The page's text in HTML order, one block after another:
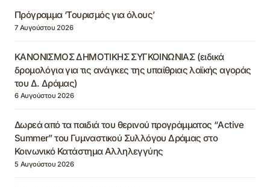
Πρόγραμμα ‘Τουρισμός για όλους’
7 Αυγούστου 2026
ΚΑΝΟΝΙΣΜΟΣ ΔΗΜΟΤΙΚΗΣ ΣΥΓΚΟΙΝΩΝΙΑΣ (ειδικά
δρομολόγια για τις ανάγκες της υπαίθριας λαϊκής αγοράς
του Δ. Δράμας)
6 Αυγούστου 2026
Δωρεά από τα παιδιά του θερινού προγράμματος “Active
Summer” του Γυμναστικού Συλλόγου Δράμας στο
Κοινωνικό Κατάστημα Αλληλεγγύης
5 Αυγούστου 2026